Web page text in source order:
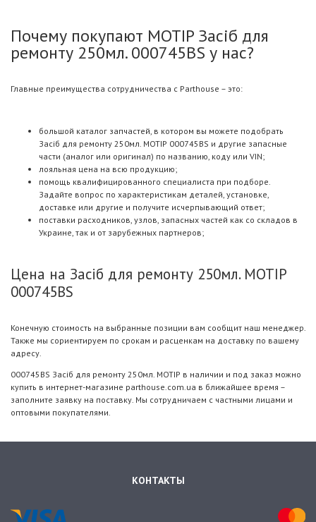
Почему покупают MOTIP Засіб для
ремонту 250мл. 000745BS у нас?
Главные преимущества сотрудничества с Parthouse – это:
большой каталог запчастей, в котором вы можете подобрать
Засіб для ремонту 250мл. MOTIP 000745BS и другие запасные
части (аналог или оригинал) по названию, коду или VIN;
лояльная цена на всю продукцию;
помощь квалифицированного специалиста при подборе.
Задайте вопрос по характеристикам деталей, установке,
доставке или другие и получите исчерпывающий ответ;
поставки расходников, узлов, запасных частей как со складов в
Украине, так и от зарубежных партнеров;
Цена на Засіб для ремонту 250мл. MOTIP
000745BS
Конечную стоимость на выбранные позиции вам сообщит наш менеджер.
Также мы сориентируем по срокам и расценкам на доставку по вашему
адресу.
000745BS Засіб для ремонту 250мл. MOTIP в наличии и под заказ можно
купить в интернет-магазине parthouse.com.ua в ближайшее время –
заполните заявку на поставку. Мы сотрудничаем с частными лицами и
оптовыми покупателями.
КОНТАКТЫ